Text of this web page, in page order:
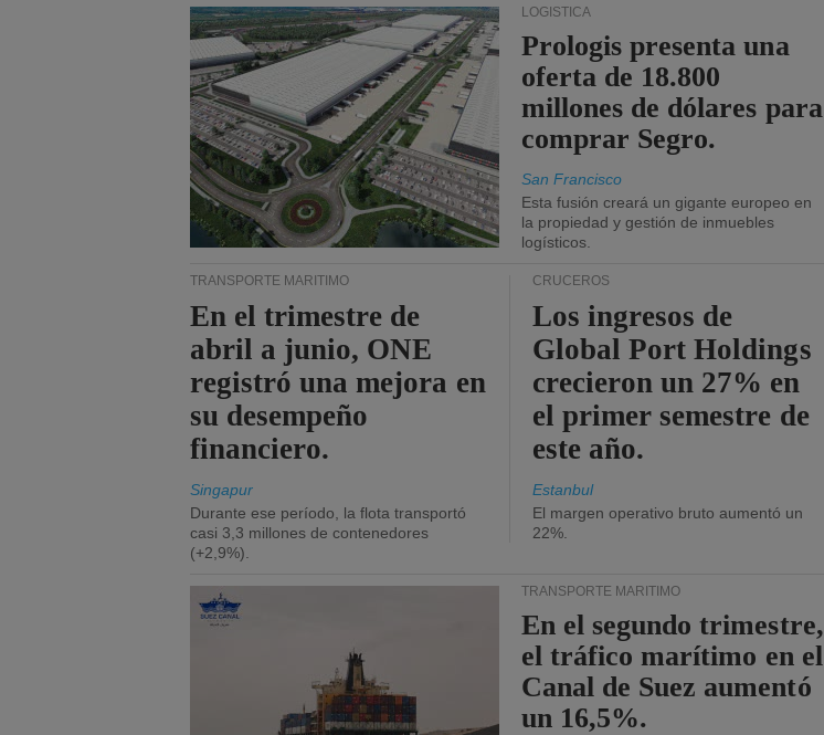
LOGÍSTICA
Prologis presenta una
oferta de 18.800
millones de dólares para
comprar Segro.
San Francisco
Esta fusión creará un gigante europeo en
la propiedad y gestión de inmuebles
logísticos.
TRANSPORTE MARÍTIMO
En el trimestre de
abril a junio, ONE
registró una mejora en
su desempeño
financiero.
Singapur
Durante ese período, la flota transportó
casi 3,3 millones de contenedores
(+2,9%).
CRUCEROS
Los ingresos de
Global Port Holdings
crecieron un 27% en
el primer semestre de
este año.
Estanbul
El margen operativo bruto aumentó un
22%.
TRANSPORTE MARÍTIMO
En el segundo trimestre,
el tráfico marítimo en el
Canal de Suez aumentó
un 16,5%.